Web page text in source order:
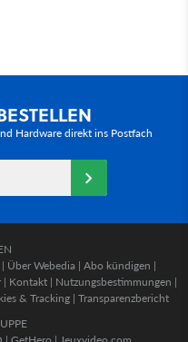
Hardware direkt ins Postfach
| Über Webedia | Abo kündigen |
| Kontakt | Nutzungsbestimmungen |
& Tracking | Transparenzbericht